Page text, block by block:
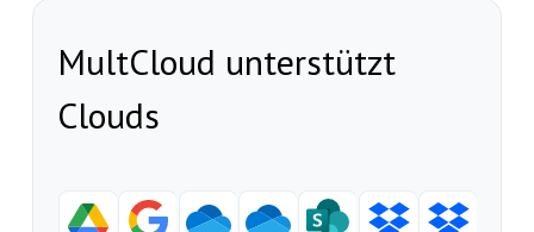
MultCloud unterstützt
Clouds